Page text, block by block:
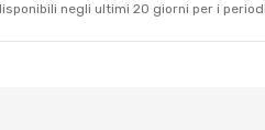
negli ultimi 20 giorni per i